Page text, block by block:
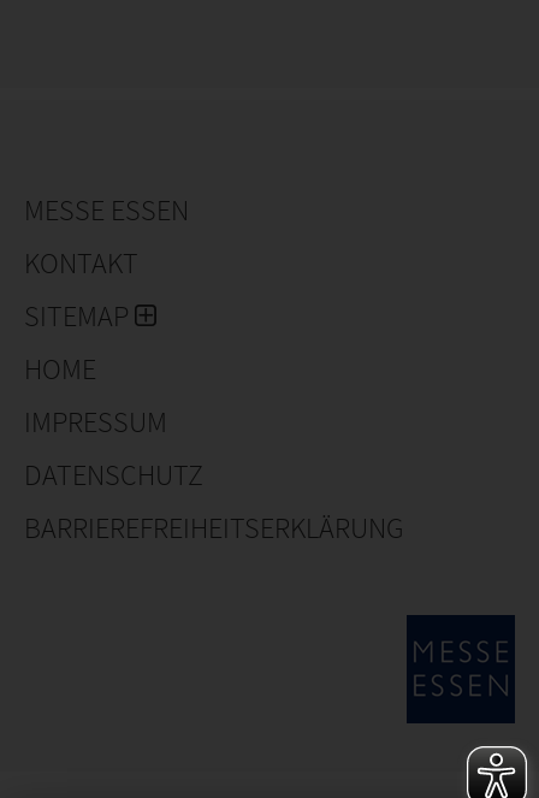
MESSE ESSEN
KONTAKT
SITEMAP
HOME
IMPRESSUM
DATENSCHUTZ
BARRIEREFREIHEITSERKLÄRUNG